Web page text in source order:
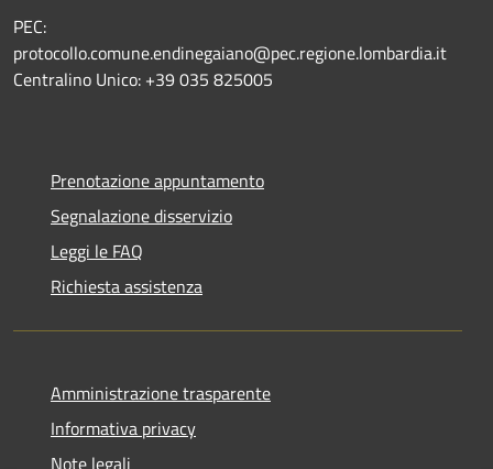
PEC:
protocollo.comune.endinegaiano@pec.regione.lombardia.it
Centralino Unico: +39 035 825005
Prenotazione appuntamento
Segnalazione disservizio
Leggi le FAQ
Richiesta assistenza
Amministrazione trasparente
Informativa privacy
Note legali